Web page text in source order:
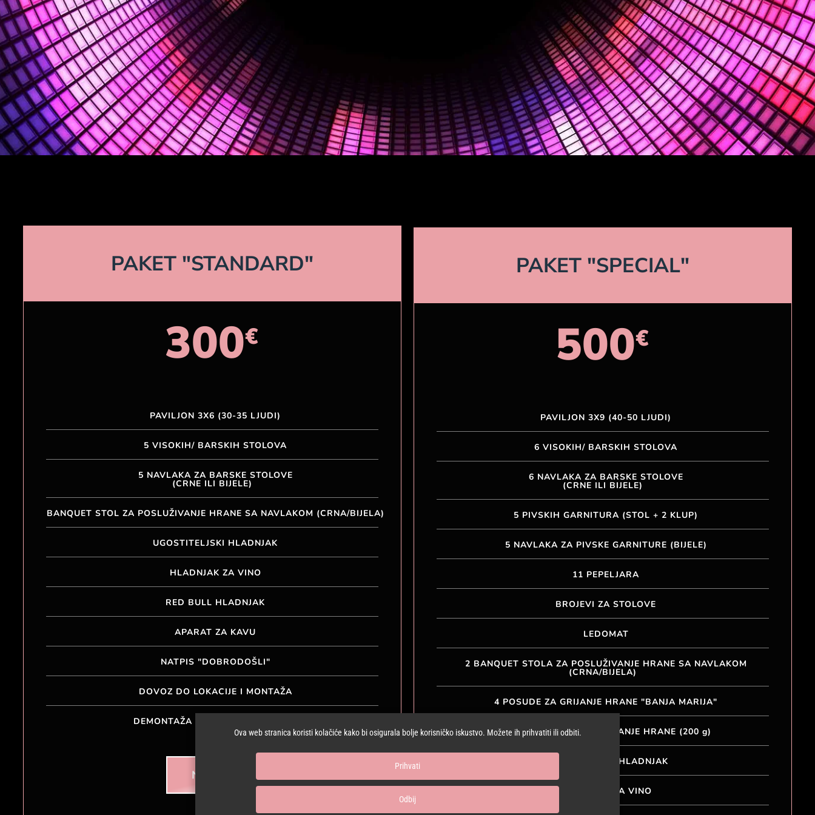
PAKET "STANDARD"
300€
PAVILJON 3X6 (30-35 LJUDI)
5 VISOKIH/ BARSKIH STOLOVA
5 NAVLAKA ZA BARSKE STOLOVE
(CRNE ILI BIJELE)
BANQUET STOL ZA POSLUŽIVANJE HRANE SA NAVLAKOM (CRNA/BIJELA)
UGOSTITELJSKI HLADNJAK
HLADNJAK ZA VINO
RED BULL HLADNJAK
APARAT ZA KAVU
NATPIS "DOBRODOŠLI"
DOVOZ DO LOKACIJE I MONTAŽA
DEMONTAŽA I ODVOZ SA LOKACIJE
NARUČI
PAKET "SPECIAL"
500€
PAVILJON 3X9 (40-50 LJUDI)
6 VISOKIH/ BARSKIH STOLOVA
6 NAVLAKA ZA BARSKE STOLOVE
(CRNE ILI BIJELE)
5 PIVSKIH GARNITURA (STOL + 2 KLUP)
5 NAVLAKA ZA PIVSKE GARNITURE (BIJELE)
11 PEPELJARA
BROJEVI ZA STOLOVE
LEDOMAT
2 BANQUET STOLA ZA POSLUŽIVANJE HRANE SA NAVLAKOM
(CRNA/BIJELA)
4 POSUDE ZA GRIJANJE HRANE "BANJA MARIJA"
8 GEL KONZERVA ZA GRIJANJE HRANE (200 g)
UGOSTITELJSKI HLADNJAK
HLADNJAK ZA VINO
Ova web stranica koristi kolačiće kako bi osigurala bolje korisničko iskustvo. Možete ih prihvatiti ili odbiti.
Prihvati
Odbij